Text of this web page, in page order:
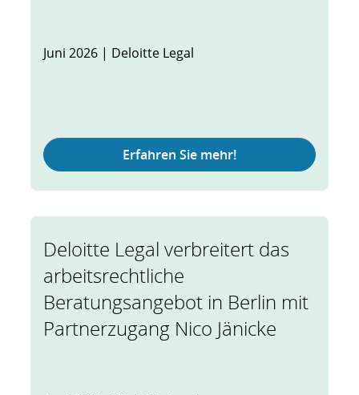
Juni 2026 | Deloitte Legal
Erfahren Sie mehr!
Deloitte Legal verbreitert das
arbeitsrechtliche
Beratungsangebot in Berlin mit
Partnerzugang Nico Jänicke